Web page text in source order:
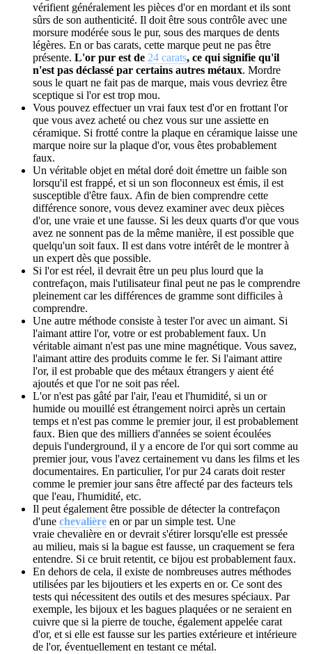
vérifient généralement les pièces d'or en mordant et ils sont
sûrs de son authenticité. Il doit être sous contrôle avec une
morsure modérée sous le pur, sous des marques de dents
légères. En or bas carats, cette marque peut ne pas être
présente. L'or pur est de 24 carats, ce qui signifie qu'il
n'est pas déclassé par certains autres métaux. Mordre
sous le quart ne fait pas de marque, mais vous devriez être
sceptique si l'or est trop mou.
Vous pouvez effectuer un vrai faux test d'or en frottant l'or
que vous avez acheté ou chez vous sur une assiette en
céramique. Si frotté contre la plaque en céramique laisse une
marque noire sur la plaque d'or, vous êtes probablement
faux.
Un véritable objet en métal doré doit émettre un faible son
lorsqu'il est frappé, et si un son floconneux est émis, il est
susceptible d'être faux. Afin de bien comprendre cette
différence sonore, vous devez examiner avec deux pièces
d'or, une vraie et une fausse. Si les deux quarts d'or que vous
avez ne sonnent pas de la même manière, il est possible que
quelqu'un soit faux. Il est dans votre intérêt de le montrer à
un expert dès que possible.
Si l'or est réel, il devrait être un peu plus lourd que la
contrefaçon, mais l'utilisateur final peut ne pas le comprendre
pleinement car les différences de gramme sont difficiles à
comprendre.
Une autre méthode consiste à tester l'or avec un aimant. Si
l'aimant attire l'or, votre or est probablement faux. Un
véritable aimant n'est pas une mine magnétique. Vous savez,
l'aimant attire des produits comme le fer. Si l'aimant attire
l'or, il est probable que des métaux étrangers y aient été
ajoutés et que l'or ne soit pas réel.
L'or n'est pas gâté par l'air, l'eau et l'humidité, si un or
humide ou mouillé est étrangement noirci après un certain
temps et n'est pas comme le premier jour, il est probablement
faux. Bien que des milliers d'années se soient écoulées
depuis l'underground, il y a encore de l'or qui sort comme au
premier jour, vous l'avez certainement vu dans les films et les
documentaires. En particulier, l'or pur 24 carats doit rester
comme le premier jour sans être affecté par des facteurs tels
que l'eau, l'humidité, etc.
Il peut également être possible de détecter la contrefaçon
d'une chevalière en or par un simple test. Une
vraie chevalière en or devrait s'étirer lorsqu'elle est pressée
au milieu, mais si la bague est fausse, un craquement se fera
entendre. Si ce bruit retentit, ce bijou est probablement faux.
En dehors de cela, il existe de nombreuses autres méthodes
utilisées par les bijoutiers et les experts en or. Ce sont des
tests qui nécessitent des outils et des mesures spéciaux. Par
exemple, les bijoux et les bagues plaquées or ne seraient en
cuivre que si la pierre de touche, également appelée carat
d'or, et si elle est fausse sur les parties extérieure et intérieure
de l'or, éventuellement en testant ce métal.